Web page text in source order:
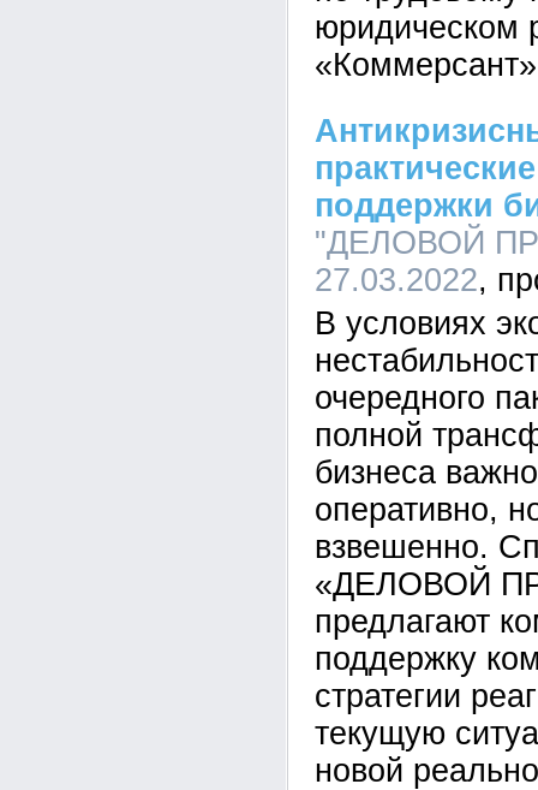
юридическом
поддержки
"ДЕЛОВОЙ
27.03.2022
В условиях
очередного
полной
бизнеса
оперативно,
взвешенно.
«ДЕЛОВОЙ
предлагают
поддержку
стратегии
текущую
новой